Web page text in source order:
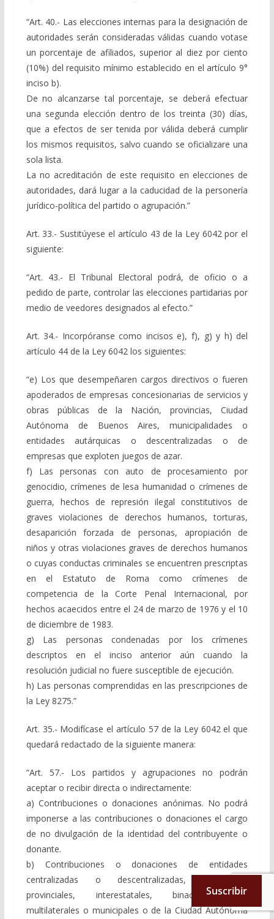
“Art. 40.- Las elecciones internas para la designación de
autoridades serán consideradas válidas cuando votase
un porcentaje de afiliados, superior al diez por ciento
(10%) del requisito mínimo establecido en el artículo 9°
inciso b).
De no alcanzarse tal porcentaje, se deberá efectuar
una segunda elección dentro de los treinta (30) días,
que a efectos de ser tenida por válida deberá cumplir
los mismos requisitos, salvo cuando se oficializare una
sola lista.
La no acreditación de este requisito en elecciones de
autoridades, dará lugar a la caducidad de la personería
jurídico-política del partido o agrupación.”
Art. 33.- Sustitúyese el artículo 43 de la Ley 6042 por el
siguiente:
“Art. 43.- El Tribunal Electoral podrá, de oficio o a
pedido de parte, controlar las elecciones partidarias por
medio de veedores designados al efecto.”
Art. 34.- Incorpóranse como incisos e), f), g) y h) del
artículo 44 de la Ley 6042 los siguientes:
“e) Los que desempeñaren cargos directivos o fueren
apoderados de empresas concesionarias de servicios y
obras públicas de la Nación, provincias, Ciudad
Autónoma de Buenos Aires, municipalidades o
entidades autárquicas o descentralizadas o de
empresas que exploten juegos de azar.
f) Las personas con auto de procesamiento por
genocidio, crímenes de lesa humanidad o crímenes de
guerra, hechos de represión ilegal constitutivos de
graves violaciones de derechos humanos, torturas,
desaparición forzada de personas, apropiación de
niños y otras violaciones graves de derechos humanos
o cuyas conductas criminales se encuentren prescriptas
en el Estatuto de Roma como crímenes de
competencia de la Corte Penal Internacional, por
hechos acaecidos entre el 24 de marzo de 1976 y el 10
de diciembre de 1983.
g) Las personas condenadas por los crímenes
descriptos en el inciso anterior aún cuando la
resolución judicial no fuere susceptible de ejecución.
h) Las personas comprendidas en las prescripciones de
la Ley 8275.”
Art. 35.- Modifícase el artículo 57 de la Ley 6042 el que
quedará redactado de la siguiente manera:
“Art. 57.- Los partidos y agrupaciones no podrán
aceptar o recibir directa o indirectamente:
a) Contribuciones o donaciones anónimas. No podrá
imponerse a las contribuciones o donaciones el cargo
de no divulgación de la identidad del contribuyente o
donante.
b) Contribuciones o donaciones de entidades
centralizadas o descentralizadas, nacionales,
provinciales, interestatales, binacionales o
multilaterales o municipales o de la Ciudad Autónoma
Suscribir